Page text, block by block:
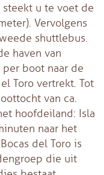
u te voet de
Vervolgens
shuttlebus.
haven van
boot naar de
Toro vertrekt. Tot
van ca.
hoofdeiland: Isla
naar het
del Toro is
die uit